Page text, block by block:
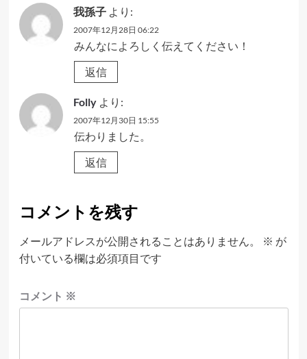
我孫子 より:
2007年12月28日 06:22
みんなによろしく伝えてください！
返信
Folly より:
2007年12月30日 15:55
伝わりました。
返信
コメントを残す
メールアドレスが公開されることはありません。 ※ が
付いている欄は必須項目です
コメント ※